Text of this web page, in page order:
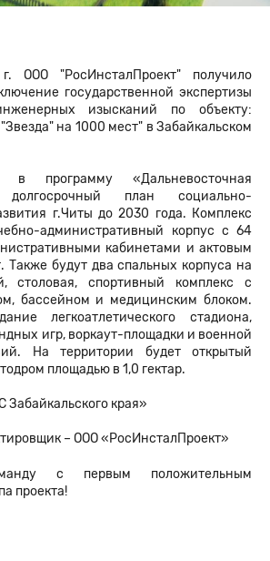
ООО "РосИнсталПроект" получило
государственной экспертизы
изысканий по объекту:
на 1000 мест" в Забайкальском
в программу «Дальневосточная
план социально-
г.Читы до 2030 года. Комплекс
административный корпус с 64
кабинетами и актовым
Также будут два спальных корпуса на
столовая, спортивный комплекс с
бассейном и медицинским блоком.
легкоатлетического стадиона,
игр, воркаут-площадки и военной
На территории будет открытый
площадью в 1,0 гектар.
Забайкальского края»
– ООО «РосИнсталПроект»
с первым положительным
проекта!